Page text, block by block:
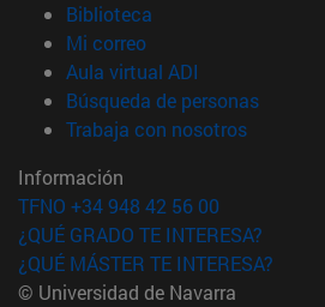
Biblioteca
Mi correo(abre en nueva
Aula virtual ADI
Búsqueda de personas(abre
Trabaja con nosotros(abre en
Información
TFNO +34 948 42 56 00
¿QUÉ GRADO TE INTERESA?
¿QUÉ MÁSTER TE INTERESA?
© Universidad de Navarra